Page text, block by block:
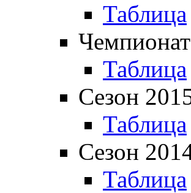
Таблица
Таблица
Сезон
Таблица
Сезон
Таблица